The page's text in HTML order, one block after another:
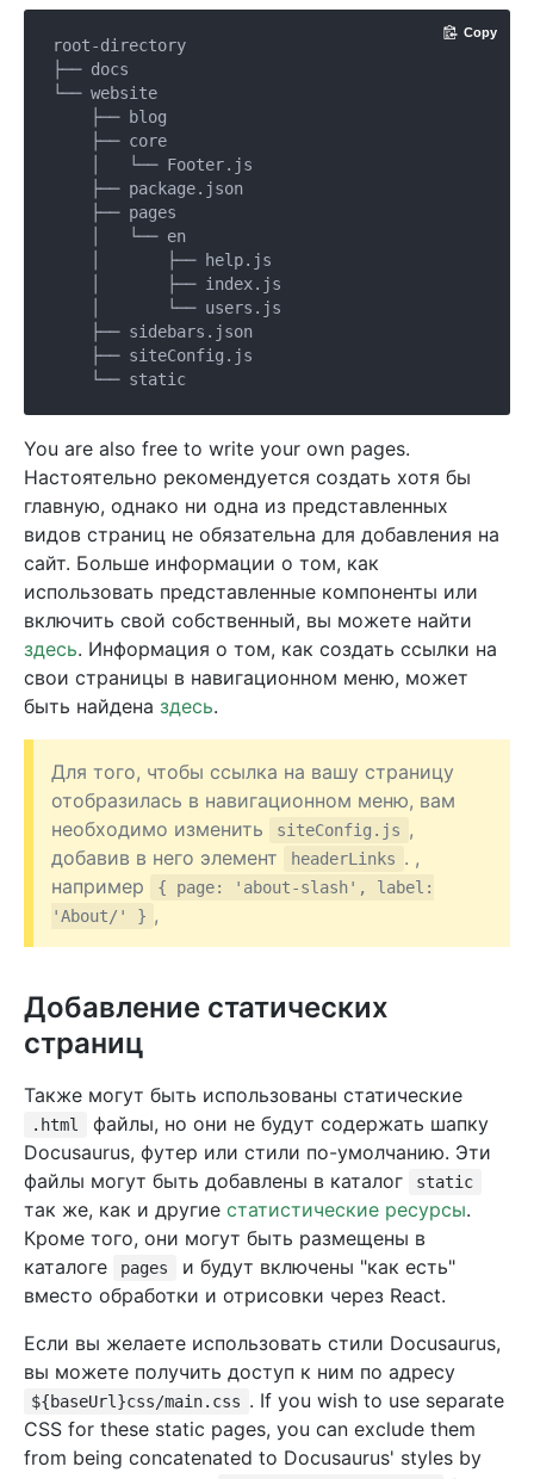
root-directory
├── docs
└── website
    ├── blog
    ├── core
    │   └── Footer.js
    ├── package.json
    ├── pages
    │   └── en
    │       ├── help.js
    │       ├── index.js
    │       └── users.js
    ├── sidebars.json
    ├── siteConfig.js
Copy
You are also free to write your own pages.
Настоятельно рекомендуется создать хотя бы
главную, однако ни одна из представленных
видов страниц не обязательна для добавления на
сайт. Больше информации о том, как
использовать представленные компоненты или
включить свой собственный, вы можете найти
здесь. Информация о том, как создать ссылки на
свои страницы в навигационном меню, может
быть найдена здесь.
Для того, чтобы ссылка на вашу страницу
отобразилась в навигационном меню, вам
необходимо изменить
siteConfig.js ,
добавив в него элемент
headerLinks . ,
например
{ page: 'about-slash', label:
'About/' } ,
Добавление статических
страниц
Также могут быть использованы статические
.html
файлы, но они не будут содержать шапку
Docusaurus, футер или стили по-умолчанию. Эти
файлы могут быть добавлены в каталог
static
так же, как и другие статистические ресурсы.
Кроме того, они могут быть размещены в
каталоге
pages
и будут включены "как есть"
вместо обработки и отрисовки через React.
Если вы желаете использовать стили Docusaurus,
вы можете получить доступ к ним по адресу
${baseUrl}css/main.css . If you wish to use separate
CSS for these static pages, you can exclude them
from being concatenated to Docusaurus' styles by